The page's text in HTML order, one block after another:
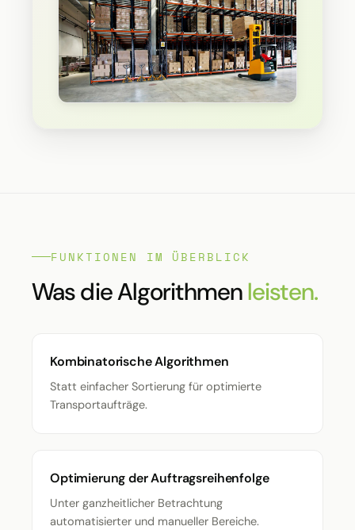
FUNKTIONEN IM ÜBERBLICK
Was die Algorithmenleisten.
Kombinatorische Algorithmen
Statt einfacher Sortierung für optimierte
Transportaufträge.
Optimierung der Auftragsreihenfolge
Unter ganzheitlicher Betrachtung
automatisierter und manueller Bereiche.